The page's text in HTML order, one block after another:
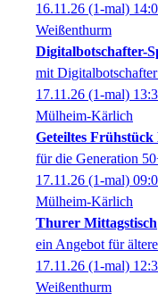
16.11.26 (1-mal)
Weißenthurm
Digitalbotschafter-
mit
17.11.26 (1-mal)
Mülheim-Kärlich
Geteiltes
für die Generation
17.11.26 (1-mal)
Mülheim-Kärlich
Thurer Mittagstisch
ein Angebot für
17.11.26 (1-mal)
Weißenthurm